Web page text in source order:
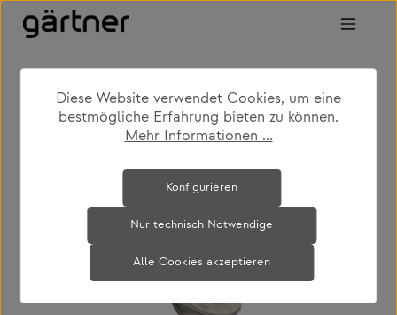
Zum Hauptinhalt springen
shop produkte
outdoor
outdoor loungemöbel
Bildergalerie überspringen
Diese Website verwendet Cookies, um eine
bestmögliche Erfahrung bieten zu können.
Mehr Informationen ...
Nur technisch Notwendige
Konfigurieren
Alle Cookies akzeptieren